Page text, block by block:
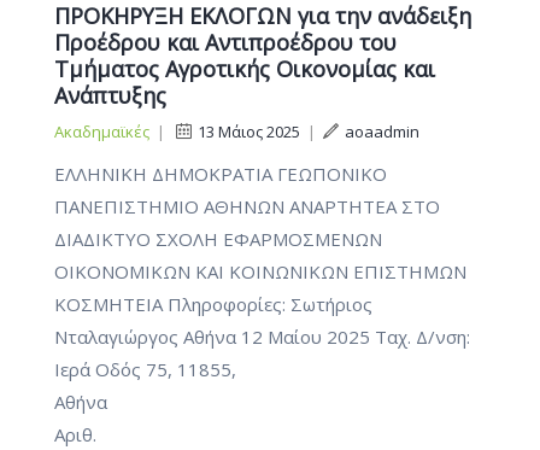
ΠΡΟΚΗΡΥΞΗ ΕΚΛΟΓΩΝ για την ανάδειξη
Προέδρου και Αντιπροέδρου του
Τμήματος Αγροτικής Οικονομίας και
Ανάπτυξης
Ακαδημαϊκές | 13 Μάιος 2025 | aoaadmin
ΕΛΛΗΝΙΚΗ ΔΗΜΟΚΡΑΤΙΑ ΓΕΩΠΟΝΙΚΟ
ΠΑΝΕΠΙΣΤΗΜΙΟ ΑΘΗΝΩΝ ΑΝΑΡΤΗΤΕΑ ΣΤΟ
ΔΙΑΔΙΚΤΥΟ ΣΧΟΛΗ ΕΦΑΡΜΟΣΜΕΝΩΝ
ΟΙΚΟΝΟΜΙΚΩΝ ΚΑΙ ΚΟΙΝΩΝΙΚΩΝ ΕΠΙΣΤΗΜΩΝ
ΚΟΣΜΗΤΕΙΑ Πληροφορίες: Σωτήριος
Νταλαγιώργος Αθήνα 12 Μαίου 2025 Ταχ. Δ/νση:
Ιερά Οδός 75, 11855,
Αριθ.